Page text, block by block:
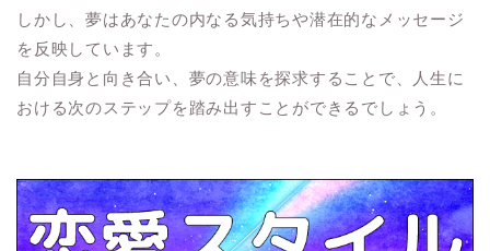
しかし、夢はあなたの内なる気持ちや潜在的なメッセージ
を反映しています。
自分自身と向き合い、夢の意味を探求することで、人生に
おける次のステップを踏み出すことができるでしょう。